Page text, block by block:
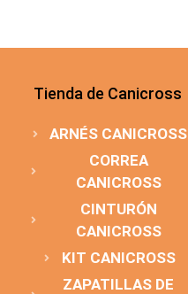
Tienda de Canicross
ARNÉS CANICROSS
CORREA
CANICROSS
CINTURÓN
CANICROSS
KIT CANICROSS
ZAPATILLAS DE